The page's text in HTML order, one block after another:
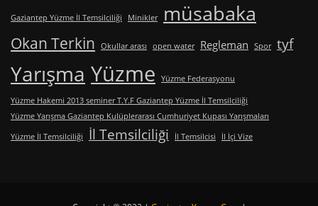
Gaziantep Yüzme İl Temsilciliği Minikler müsabaka
Okan Terkin Okullar arası open water Regleman Spor tyf
Yarışma Yüzme Yüzme Federasyonu
Yüzme Hakemi 2013 seminer T.Y.F Gaziantep Yüzme İl Temsilciliği
Yüzme Yarışma Gaziantep Kulüplerarası Cumhuriyet Kupası Yarışmaları
Yüzme İl Temsilciliği İl Temsilciliği İl Temsilcisi İl İçi Vize